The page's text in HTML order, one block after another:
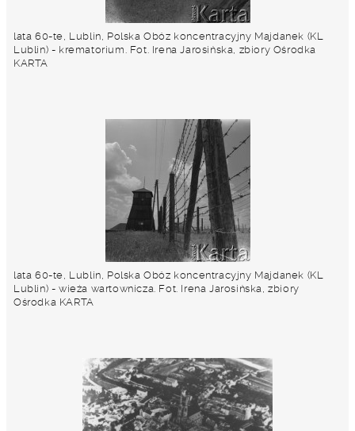
lata 60-te, Lublin, Polska Obóz koncentracyjny Majdanek (KL
Lublin) - krematorium. Fot. Irena Jarosińska, zbiory Ośrodka
KARTA
lata 60-te, Lublin, Polska Obóz koncentracyjny Majdanek (KL
Lublin) - wieża wartownicza. Fot. Irena Jarosińska, zbiory
Ośrodka KARTA